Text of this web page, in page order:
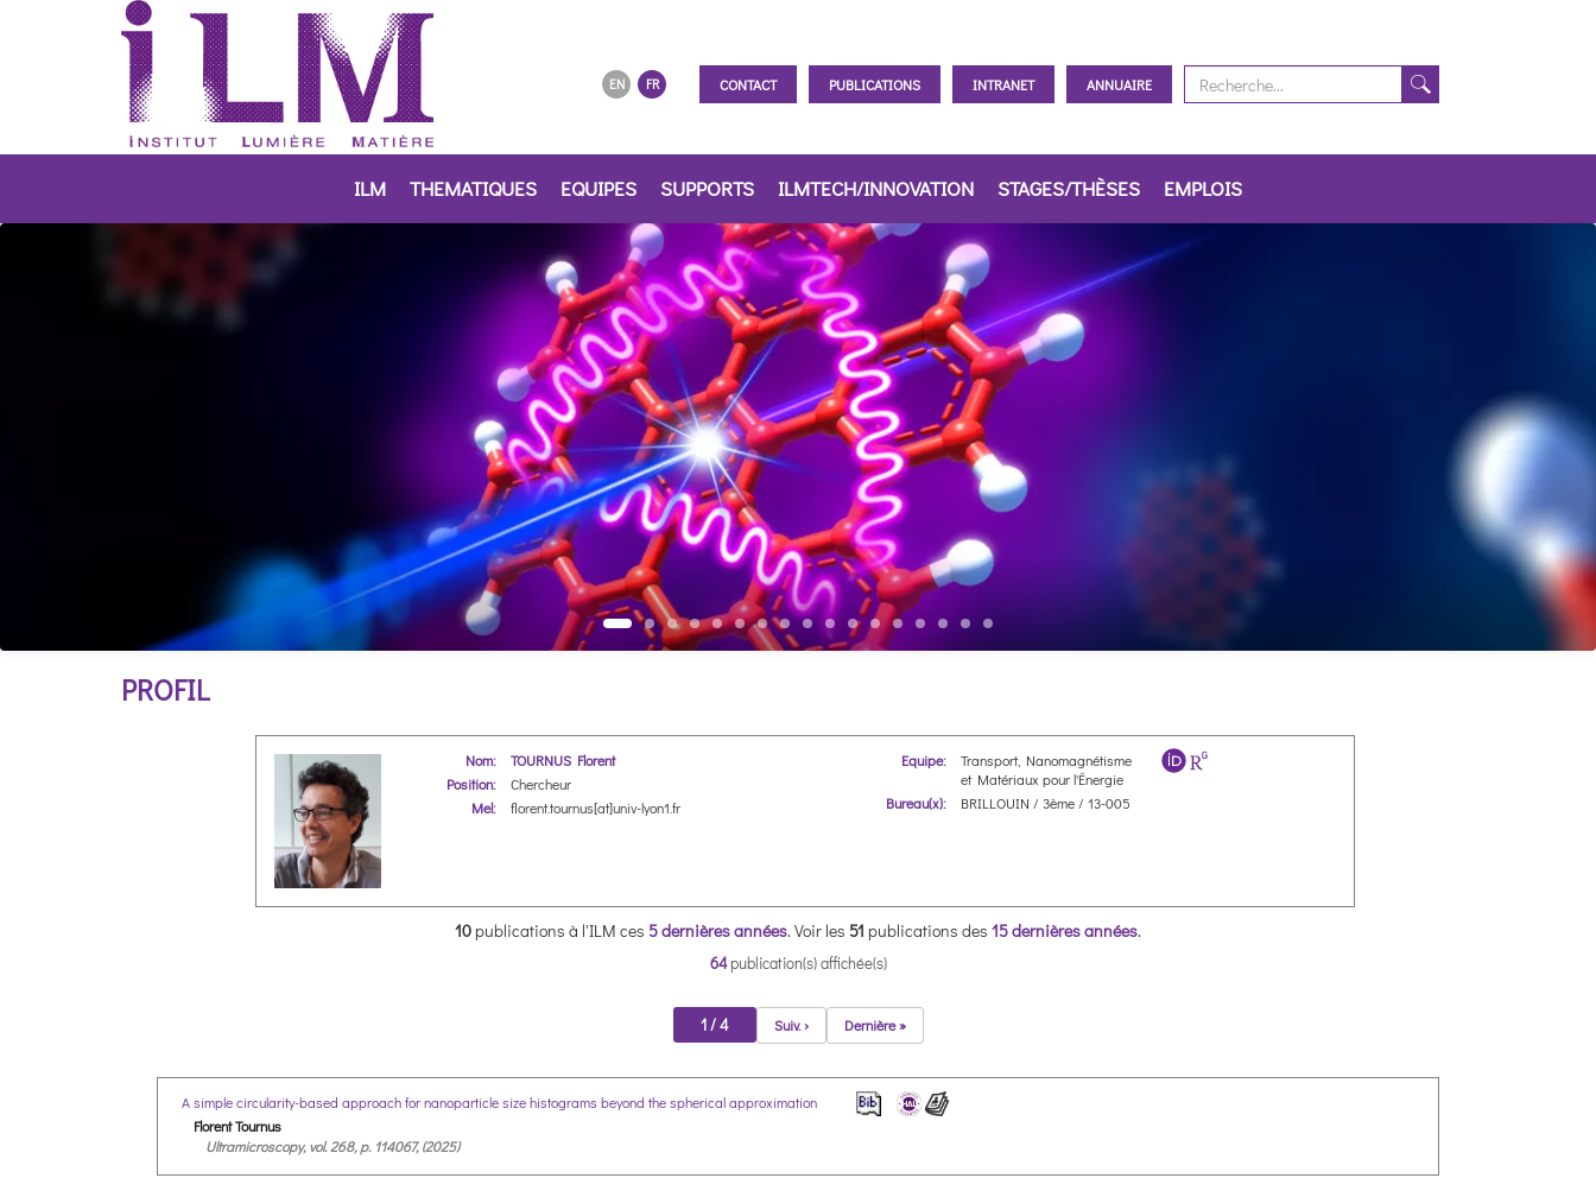
FR
EN CONTACT PUBLICATIONS INTRANET ANNUAIRE
ILM THEMATIQUES EQUIPES SUPPORTS ILMTECH/INNOVATION STAGES/THÈSES EMPLOIS
PROFIL
Nom:
TOURNUS Florent
Position:
Chercheur
Mel:
florent.tournus[at]univ-lyon1.fr
Equipe:
Transport, Nanomagnétisme
et Matériaux pour l'Énergie
Bureau(x):
BRILLOUIN / 3ème / 13-005
10 publications à l'ILM ces 5 dernières années. Voir les 51 publications des 15 dernières années.
64publication(s) affichée(s)
1 / 4 Suiv. › Dernière »
A simple circularity-based approach for nanoparticle size histograms beyond the spherical approximation
Florent Tournus
Ultramicroscopy, vol. 268, p. 114067, (2025)